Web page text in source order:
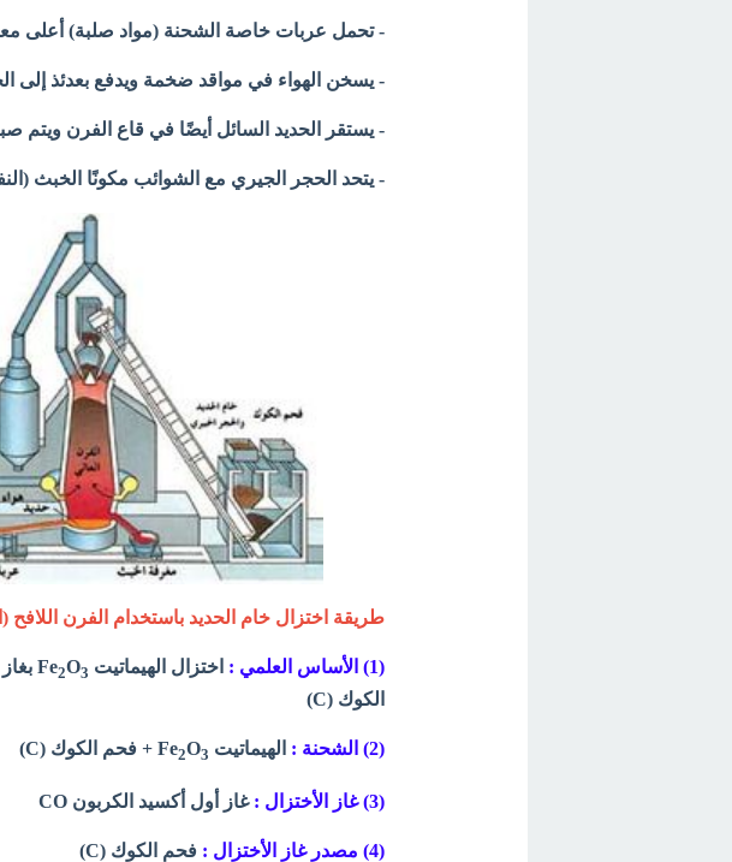
- تحمل عربات خاصة الشحنة (مواد صلبة) أعلى
- يسخن الهواء في مواقد ضخمة ويدفع بعدئذ إلى
- يستقر الحديد السائل أيضًا في قاع الفرن ويتم
- يتحد الحجر الجيري مع الشوائب مكونًا الخبث
طريقة اختزال خام الحديد باستخدام الفرن اللافح
(1) الأساس العلمي : اختزال الهيماتيت Fe 2O3
الكوك (C)
(2) الشحنة : الهيماتيت Fe 2O3 + فحم الكوك (C)
(3) غاز الأختزال : غاز أول أكسيد الكربون CO
(4) مصدر غاز الأختزال : فحم الكوك (C)